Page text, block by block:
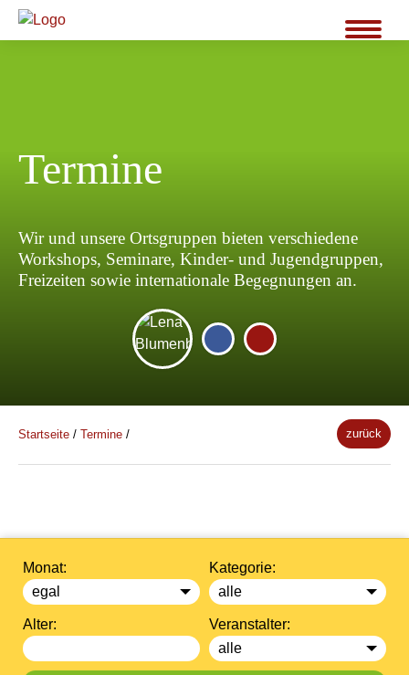
Termine
Wir und unsere Ortsgruppen bieten verschiedene
Workshops, Seminare, Kinder- und Jugendgruppen,
Freizeiten sowie internationale Begegnungen an.
Startseite / Termine / zurück
Monat: Kategorie:
Alter: Veranstalter: